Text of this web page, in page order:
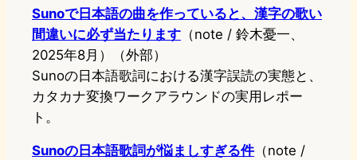
Sunoで日本語の曲を作っていると、漢字の歌い
間違いに必ず当たります （note / 鈴木憂一、
2025年8月）（外部）
Sunoの日本語歌詞における漢字誤読の実態と、
カタカナ変換ワークアラウンドの実用レポー
ト。
Sunoの日本語歌詞が悩ましすぎる件（note /